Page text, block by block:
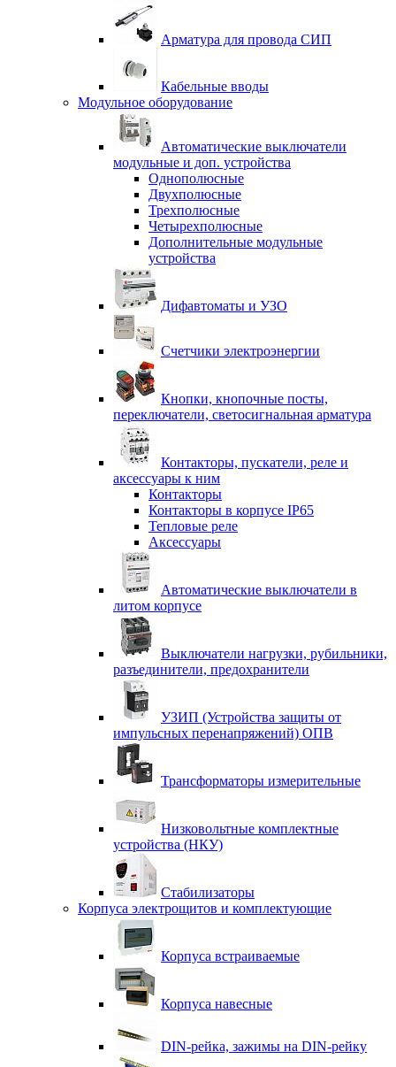
Арматура для провода СИП
Кабельные вводы
Модульное оборудование
Автоматические выключатели
модульные и доп. устройства
Однополюсные
Двухполюсные
Трехполюсные
Четырехполюсные
Дополнительные модульные
устройства
Дифавтоматы и УЗО
Счетчики электроэнергии
Кнопки, кнопочные посты,
переключатели, светосигнальная арматура
Контакторы, пускатели, реле и
аксессуары к ним
Контакторы
Контакторы в корпусе IP65
Тепловые реле
Аксессуары
Автоматические выключатели в
литом корпусе
Выключатели нагрузки, рубильники,
разъединители, предохранители
УЗИП (Устройства защиты от
импульсных перенапряжений) ОПВ
Трансформаторы измерительные
Низковольтные комплектные
устройства (НКУ)
Стабилизаторы
Корпуса электрощитов и комплектующие
Корпуса встраиваемые
Корпуса навесные
DIN-рейка, зажимы на DIN-рейку